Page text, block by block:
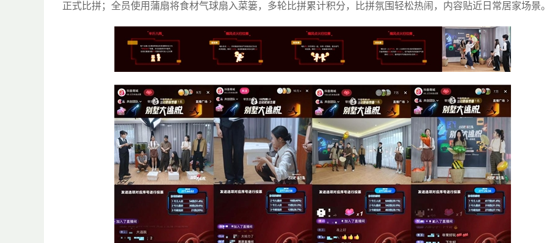
正式比拼；全员使用蒲扇将食材气球扇入菜篓，多轮比拼累计积分，比拼氛围轻松热闹，内容贴近日常居家场景